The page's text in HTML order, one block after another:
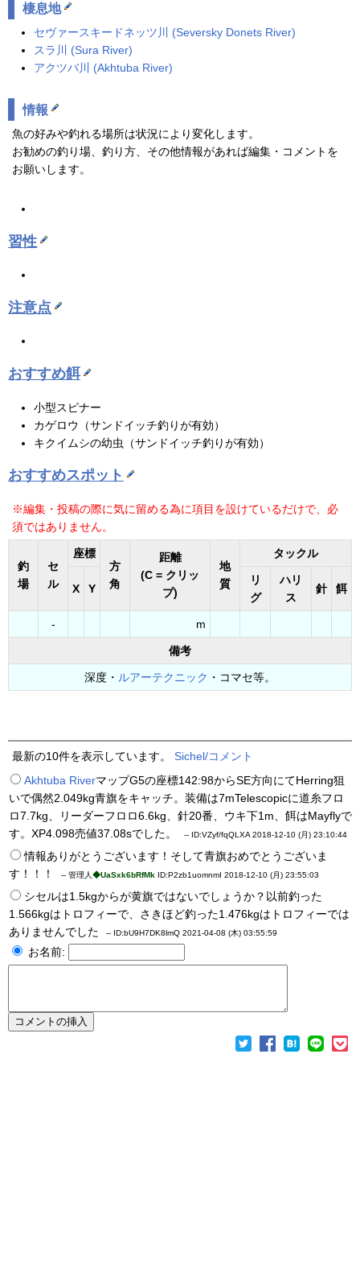
棲息地
セヴァースキードネッツ川 (Seversky Donets River)
スラ川 (Sura River)
アクツバ川 (Akhtuba River)
情報
魚の好みや釣れる場所は状況により変化します。
お勧めの釣り場、釣り方、その他情報があれば編集・コメントを
お願いします。
習性
注意点
おすすめ餌
小型スピナー
カゲロウ（サンドイッチ釣りが有効）
キクイムシの幼虫（サンドイッチ釣りが有効）
おすすめスポット
※編集・投稿の際に気に留める為に項目を設けているだけで、必
須ではありません。
釣
場
セ
ル
座標
方
角
距離
(C = クリッ
プ)
地
質
タックル
X Y
リ
グ
ハリ
ス
針 餌
- m
備考
深度・ ルアーテクニック ・コマセ等。
最新の10件を表示しています。 Sichel/コメント
Akhtuba RiverマップG5の座標142:98からSE方向にてHerring狙
いで偶然2.049kg青旗をキャッチ。装備は7mTelescopicに道糸フロ
ロ7.7kg、リーダーフロロ6.6kg、針20番、ウキ下1m、餌はMayflyで
す。XP4.098売値37.08sでした。
-- ID:VZyf/fqQLXA 2018-12-10 (月) 23:10:44
情報ありがとうございます！そして青旗おめでとうございま
す！！！
-- 管理人 ◆UaSxk6bRfMk ID:P2zb1uomnmI 2018-12-10 (月) 23:55:03
シセルは1.5kgからが黄旗ではないでしょうか？以前釣った
1.566kgはトロフィーで、さきほど釣った1.476kgはトロフィーでは
ありませんでした
-- ID:bU9H7DK8lmQ 2021-04-08 (木) 03:55:59
お名前: